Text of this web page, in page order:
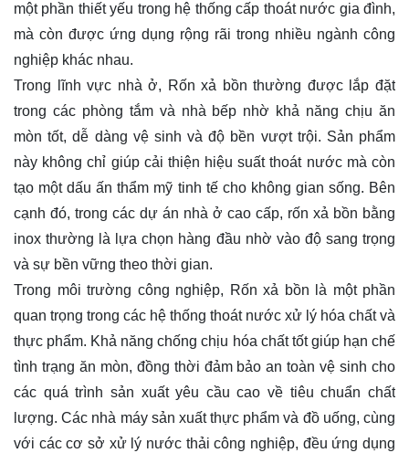
một phần thiết yếu trong hệ thống cấp thoát nước gia đình,
mà còn được ứng dụng rộng rãi trong nhiều ngành công
nghiệp khác nhau.
Trong lĩnh vực nhà ở, Rốn xả bồn thường được lắp đặt
trong các phòng tắm và nhà bếp nhờ khả năng chịu ăn
mòn tốt, dễ dàng vệ sinh và độ bền vượt trội. Sản phẩm
này không chỉ giúp cải thiện hiệu suất thoát nước mà còn
tạo một dấu ấn thẩm mỹ tinh tế cho không gian sống. Bên
cạnh đó, trong các dự án nhà ở cao cấp, rốn xả bồn bằng
inox thường là lựa chọn hàng đầu nhờ vào độ sang trọng
và sự bền vững theo thời gian.
Trong môi trường công nghiệp, Rốn xả bồn là một phần
quan trọng trong các hệ thống thoát nước xử lý hóa chất và
thực phẩm. Khả năng chống chịu hóa chất tốt giúp hạn chế
tình trạng ăn mòn, đồng thời đảm bảo an toàn vệ sinh cho
các quá trình sản xuất yêu cầu cao về tiêu chuẩn chất
lượng. Các nhà máy sản xuất thực phẩm và đồ uống, cùng
với các cơ sở xử lý nước thải công nghiệp, đều ứng dụng